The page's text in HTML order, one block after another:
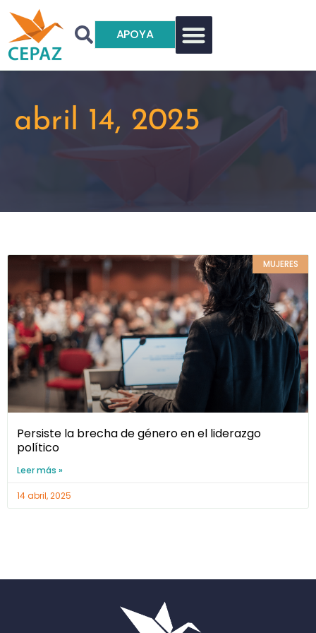
APOYA
abril 14, 2025
MUJERES
Persiste la brecha de género en el liderazgo
político
Leer más »
14 abril, 2025